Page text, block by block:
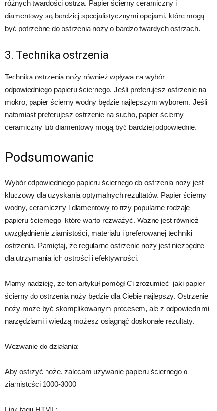
różnych twardości ostrza. Papier ścierny ceramiczny i
diamentowy są bardziej specjalistycznymi opcjami, które mogą
być potrzebne do ostrzenia noży o bardzo twardych ostrzach.
3. Technika ostrzenia
Technika ostrzenia noży również wpływa na wybór
odpowiedniego papieru ściernego. Jeśli preferujesz ostrzenie na
mokro, papier ścierny wodny będzie najlepszym wyborem. Jeśli
natomiast preferujesz ostrzenie na sucho, papier ścierny
ceramiczny lub diamentowy mogą być bardziej odpowiednie.
Podsumowanie
Wybór odpowiedniego papieru ściernego do ostrzenia noży jest
kluczowy dla uzyskania optymalnych rezultatów. Papier ścierny
wodny, ceramiczny i diamentowy to trzy popularne rodzaje
papieru ściernego, które warto rozważyć. Ważne jest również
uwzględnienie ziarnistości, materiału i preferowanej techniki
ostrzenia. Pamiętaj, że regularne ostrzenie noży jest niezbędne
dla utrzymania ich ostrości i efektywności.
Mamy nadzieję, że ten artykuł pomógł Ci zrozumieć, jaki papier
ścierny do ostrzenia noży będzie dla Ciebie najlepszy. Ostrzenie
noży może być skomplikowanym procesem, ale z odpowiednimi
narzędziami i wiedzą możesz osiągnąć doskonałe rezultaty.
Wezwanie do działania:
Aby ostrzyć noże, zalecam używanie papieru ściernego o
ziarnistości 1000-3000.
Link tagu HTML: